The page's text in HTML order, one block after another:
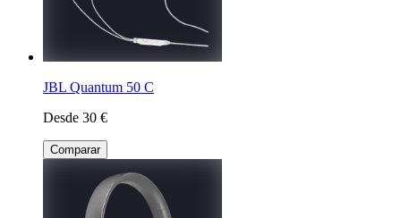
JBL Quantum 50 C
Desde 30 €
Comparar